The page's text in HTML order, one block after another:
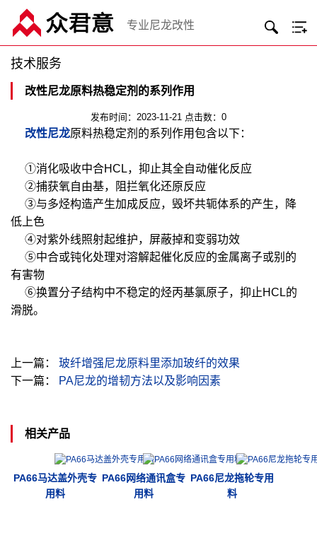
专业尼龙改性
技术服务
改性尼龙原料热稳定剂的系列作用
发布时间：2023-11-21 点击数：0
改性尼龙原料热稳定剂的系列作用包含以下：
①消化吸收中合HCL，抑止其全自动催化反应
②捕获氧自由基，阻拦氧化还原反应
③与多烃构造产生加成反应，毁坏共轭体系的产生，降
低上色
④对紫外线照射起维护，屏蔽掉和变弱功效
⑤中合或钝化处理对溶解起催化反应的金属离子或别的
有害物
⑥换置分子结构中不稳定的烃丙基氯原子，抑止HCL的
滑脱。
上一篇： 玻纤增强尼龙原料里添加玻纤的效果
下一篇：
PA尼龙的增韧方法以及影响因素
相关产品
PA66马达盖外壳专
用料
PA66网络通讯盒专
用料
PA66尼龙拖轮专用
料